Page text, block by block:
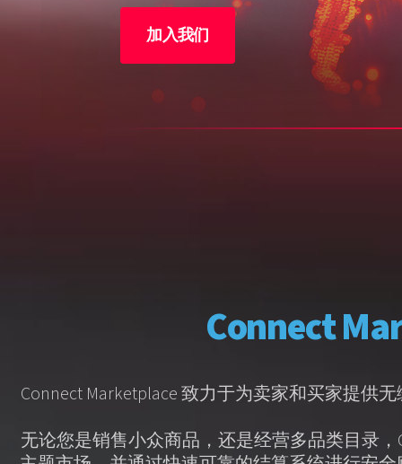
加入我们
了解更多
Connect
Connect Marketplace 致力于为卖家和买家提供
无论您是销售小众商品，还是经营多品类目录